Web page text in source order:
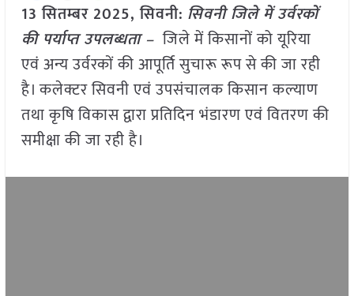
13 सितम्बर 2025, सिवनी: सिवनी जिले में उर्वरकों
की पर्याप्त उपलब्धता – जिले में किसानों को यूरिया
एवं अन्य उर्वरकों की आपूर्ति सुचारू रूप से की जा रही
है। कलेक्टर सिवनी एवं उपसंचालक किसान कल्याण
तथा कृषि विकास द्वारा प्रतिदिन भंडारण एवं वितरण की
समीक्षा की जा रही है।